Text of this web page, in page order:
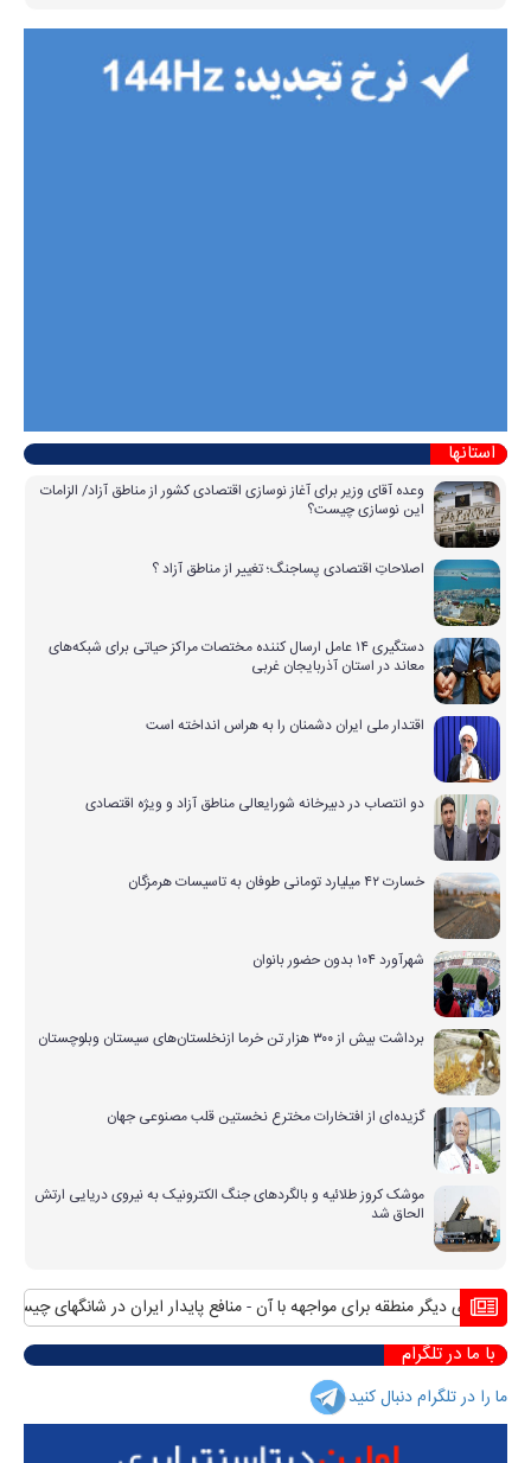
استانها
وعده آقای وزیر برای آغاز نوسازی اقتصادی کشور از مناطق آزاد/ الزامات
این نوسازی چیست؟
اصلاحاتِ اقتصادی پساجنگ؛ تغییر از مناطق آزاد ؟
دستگیری ۱۴ عامل ارسال کننده مختصات مراکز حیاتی برای شبکه‌های
معاند در استان آذربایجان غربی
اقتدار ملی ایران دشمنان را به هراس انداخته است
دو انتصاب در دبیرخانه شورایعالی مناطق آزاد و ویژه اقتصادی
خسارت ۴۲ میلیارد تومانی طوفان به تاسیسات هرمزگان
شهرآورد ۱۰۴ بدون حضور بانوان
برداشت بیش از ۳۰۰ هزار تن خرما ازنخلستان‌های سیستان وبلوچستان
گزیده‌ای از افتخارات مخترع نخستین قلب مصنوعی جهان
موشک کروز طلائیه و بالگردهای جنگ الکترونیک به نیروی دریایی ارتش
الحاق شد
دیگر منطقه برای مواجهه با آن منافع پایدار ایران در شانگهای چیست؟
با ما در تلگرام
ما را در تلگرام دنبال کنید